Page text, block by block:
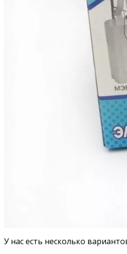
У нас есть несколько